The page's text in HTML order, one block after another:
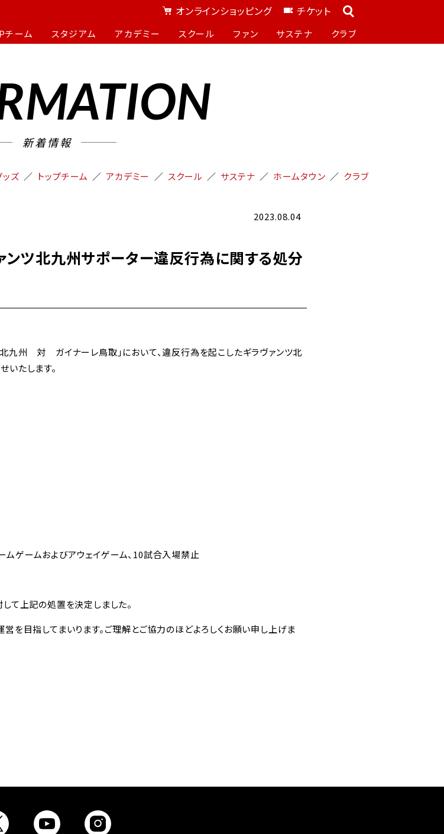
オンラインショッピング チケット
チーム スタジアム アカデミー スクール ファン サステナ クラブ
新着情報
ッズ トップチーム アカデミー スクール サステナ ホームタウン クラブ
2023.08.04
ツ北九州サポーター違反行為に関する処分
九州 対 ガイナーレ鳥取」において、違反行為を起こしたギラヴァンツ北
たします。
ゲームおよびアウェイゲーム、10試合入場禁止
て上記の処置を決定しました。
を目指してまいります。ご理解とご協力のほどよろしくお願い申し上げま